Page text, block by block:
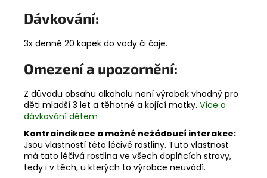
Dávkování:
3x denně 20 kapek do vody či čaje.
Omezení a upozornění:
Z důvodu obsahu alkoholu není výrobek vhodný pro
děti mladší 3 let a těhotné a kojící matky. Více o
dávkování dětem
Kontraindikace a možné nežádoucí interakce:
Jsou vlastností této léčivé rostliny. Tuto vlastnost
má tato léčivá rostlina ve všech doplňcích stravy,
tedy i v těch, u kterých to výrobce neuvádí.